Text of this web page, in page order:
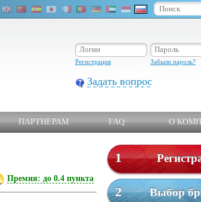
Регистрация Забыли пароль?
Задать вопрос
ПАРТНЕРАМ FAQ О
1
2 Выбор
Премия: до 0.4 пункта